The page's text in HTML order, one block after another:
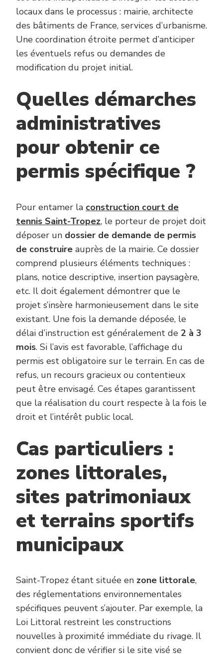
locaux dans le processus : mairie, architecte
des bâtiments de France, services d’urbanisme.
Une coordination étroite permet d’anticiper
les éventuels refus ou demandes de
modification du projet initial.
Quelles démarches
administratives
pour obtenir ce
permis spécifique ?
Pour entamer la construction court de
tennis Saint-Tropez, le porteur de projet doit
déposer un dossier de demande de permis
de construire auprès de la mairie. Ce dossier
comprend plusieurs éléments techniques :
plans, notice descriptive, insertion paysagère,
etc. Il doit également démontrer que le
projet s’insère harmonieusement dans le site
existant. Une fois la demande déposée, le
délai d’instruction est généralement de 2 à 3
mois. Si l’avis est favorable, l’affichage du
permis est obligatoire sur le terrain. En cas de
refus, un recours gracieux ou contentieux
peut être envisagé. Ces étapes garantissent
que la réalisation du court respecte à la fois le
droit et l’intérêt public local.
Cas particuliers :
zones littorales,
sites patrimoniaux
et terrains sportifs
municipaux
Saint-Tropez étant située en zone littorale,
des réglementations environnementales
spécifiques peuvent s’ajouter. Par exemple, la
Loi Littoral restreint les constructions
nouvelles à proximité immédiate du rivage. Il
convient donc de vérifier si le site visé se